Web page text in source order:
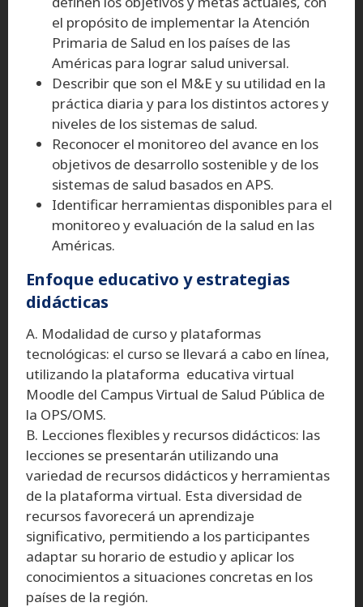
el propósito de implementar la Atención
Primaria de Salud en los países de las
Américas para lograr salud universal.
Describir que son el M&E y su utilidad en la
práctica diaria y para los distintos actores y
niveles de los sistemas de salud.
Reconocer el monitoreo del avance en los
objetivos de desarrollo sostenible y de los
sistemas de salud basados en APS.
Identificar herramientas disponibles para el
monitoreo y evaluación de la salud en las
Américas.
Enfoque educativo y estrategias
didácticas
A. Modalidad de curso y plataformas
tecnológicas: el curso se llevará a cabo en línea,
utilizando la plataforma educativa virtual
Moodle del Campus Virtual de Salud Pública de
la OPS/OMS.
B. Lecciones flexibles y recursos didácticos: las
lecciones se presentarán utilizando una
variedad de recursos didácticos y herramientas
de la plataforma virtual. Esta diversidad de
recursos favorecerá un aprendizaje
significativo, permitiendo a los participantes
adaptar su horario de estudio y aplicar los
conocimientos a situaciones concretas en los
países de la región.